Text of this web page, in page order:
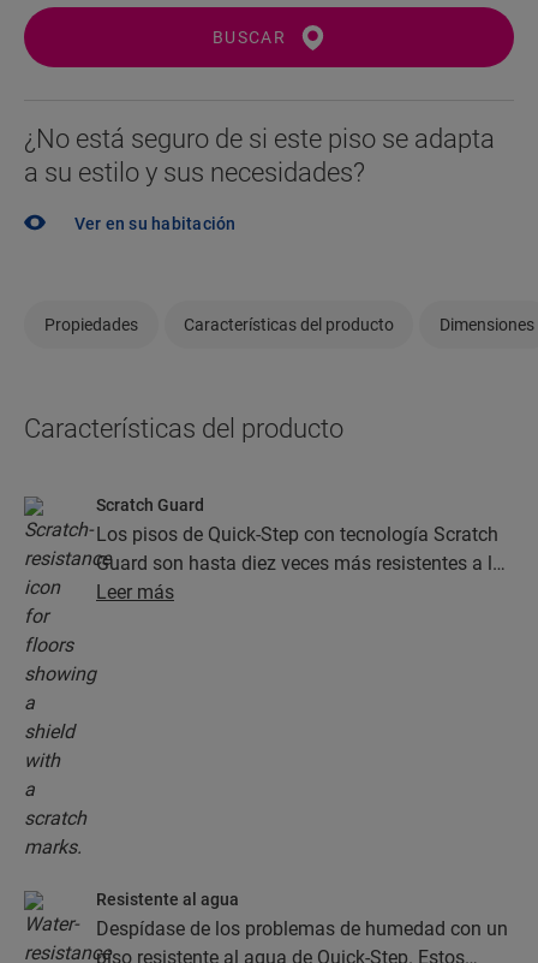
BUSCAR
¿No está seguro de si este piso se adapta
a su estilo y sus necesidades?
Ver en su habitación
Propiedades Características del producto Dimensiones
Características del producto
Scratch Guard
Los pisos de Quick-Step con tecnología Scratch
Guard son hasta diez veces más resistentes a las
rayaduras que los pisos sin este tipo de acabado.
Leer más
Resistente al agua
Despídase de los problemas de humedad con un
piso resistente al agua de Quick-Step. Estos